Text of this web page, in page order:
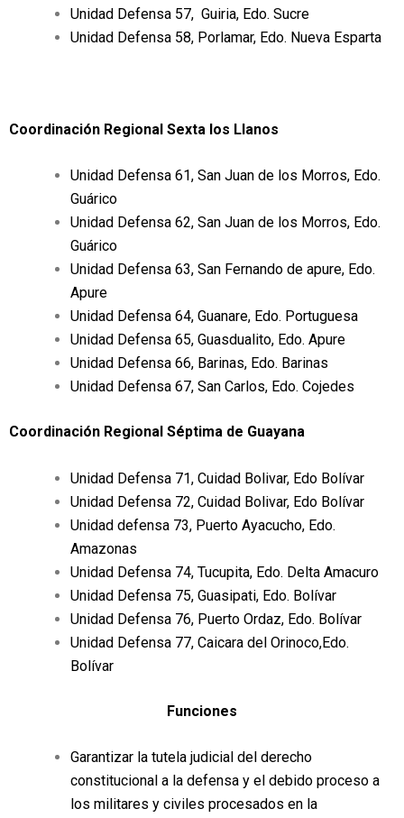
Unidad Defensa 57, Guiria, Edo. Sucre
Unidad Defensa 58, Porlamar, Edo. Nueva Esparta
Coordinación Regional Sexta los Llanos
Unidad Defensa 61, San Juan de los Morros, Edo.
Guárico
Unidad Defensa 62, San Juan de los Morros, Edo.
Guárico
Unidad Defensa 63, San Fernando de apure, Edo.
Apure
Unidad Defensa 64, Guanare, Edo. Portuguesa
Unidad Defensa 65, Guasdualito, Edo. Apure
Unidad Defensa 66, Barinas, Edo. Barinas
Unidad Defensa 67, San Carlos, Edo. Cojedes
Coordinación Regional Séptima de Guayana
Unidad Defensa 71, Cuidad Bolivar, Edo Bolívar
Unidad Defensa 72, Cuidad Bolivar, Edo Bolívar
Unidad defensa 73, Puerto Ayacucho, Edo.
Amazonas
Unidad Defensa 74, Tucupita, Edo. Delta Amacuro
Unidad Defensa 75, Guasipati, Edo. Bolívar
Unidad Defensa 76, Puerto Ordaz, Edo. Bolívar
Unidad Defensa 77, Caicara del Orinoco,Edo.
Bolívar
Funciones
Garantizar la tutela judicial del derecho
constitucional a la defensa y el debido proceso a
los militares y civiles procesados en la